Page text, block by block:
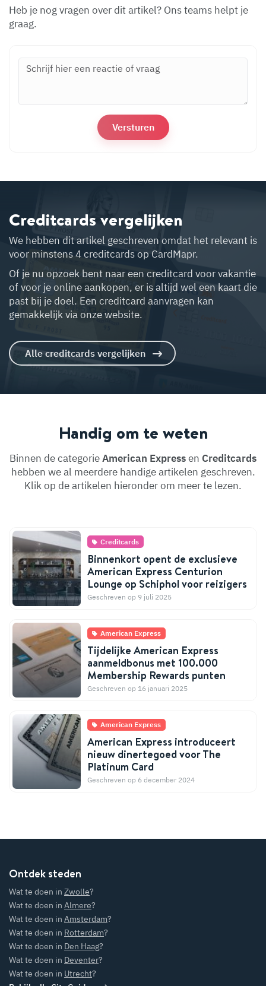
Heb je nog vragen over dit artikel? Ons teams helpt je
graag.
Creditcards vergelijken
We hebben dit artikel geschreven omdat het relevant is
voor minstens 4 creditcards op CardMapr.
Of je nu opzoek bent naar een creditcard voor vakantie
of voor je online aankopen, er is altijd wel een kaart die
past bij je doel. Een creditcard aanvragen kan
gemakkelijk via onze website.
Alle creditcards vergelijken
Handig om te weten
Binnen de categorieAmerican Expressen Creditcards
hebben we al meerdere handige artikelen geschreven.
Klik op de artikelen hieronder om meer te lezen.
Creditcards
Binnenkort opent de exclusieve
American Express Centurion
Lounge op Schiphol voor reizigers
Geschreven op 9 juli 2025
American Express
Tijdelijke American Express
aanmeldbonus met 100.000
Membership Rewards punten
Geschreven op 16 januari 2025
American Express
American Express introduceert
nieuw dinertegoed voor The
Platinum Card
Geschreven op 6 december 2024
Ontdek steden
Wat te doen in Zwolle?
Wat te doen in Almere?
Wat te doen in Amsterdam?
Wat te doen in Rotterdam?
Wat te doen in Den Haag?
Wat te doen in Deventer?
Wat te doen in Utrecht?